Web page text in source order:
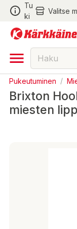
Tu
ki
Valitse
Pukeutuminen /
Brixton
miesten